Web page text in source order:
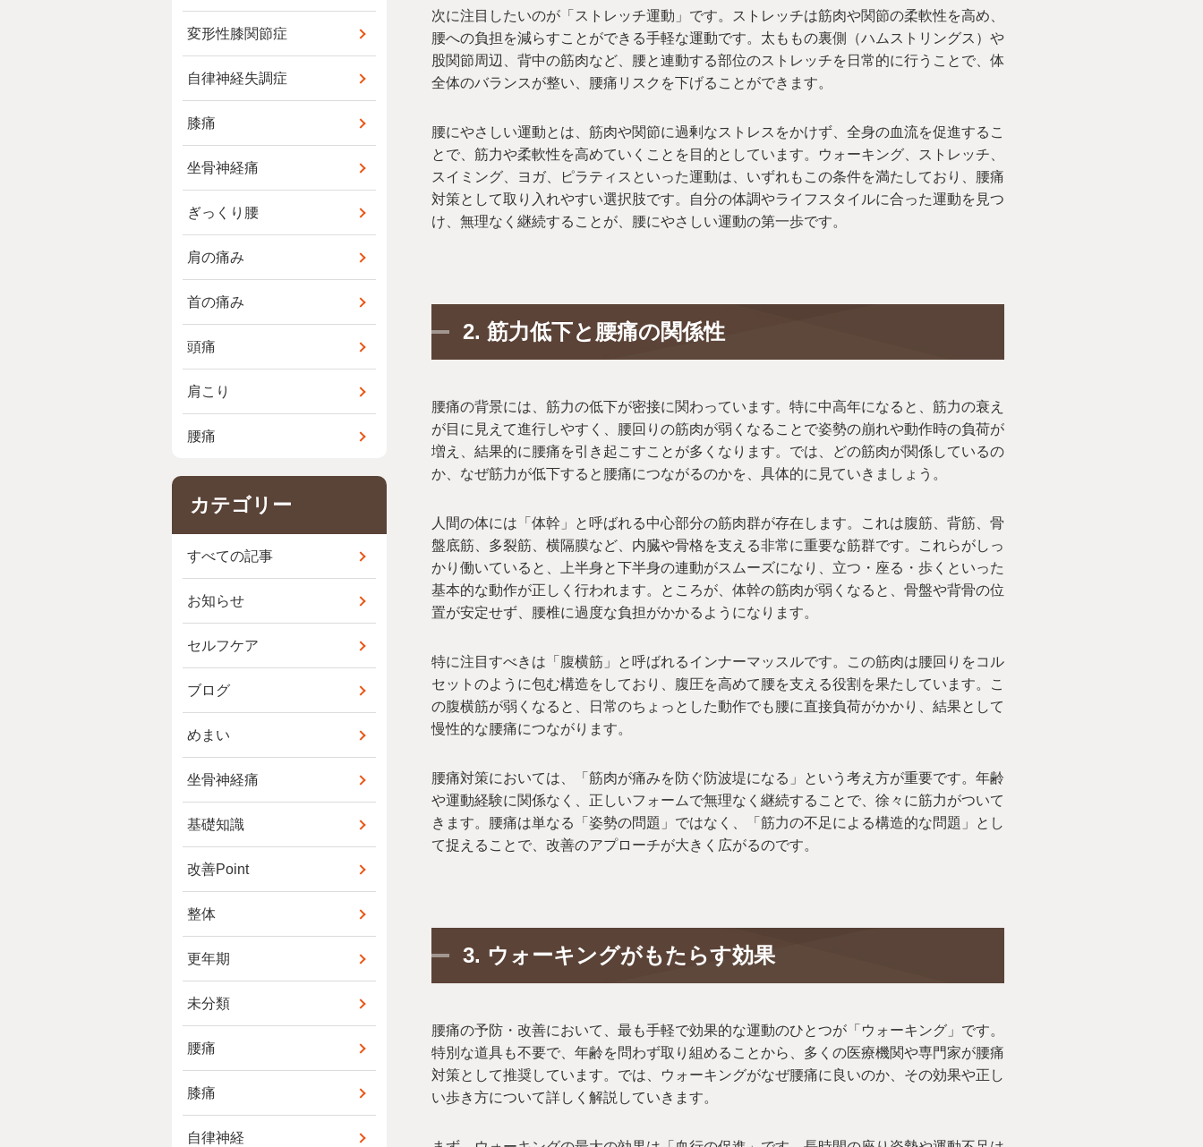
次に注目したいのが「ストレッチ運動」です。ストレッチは筋肉や関節の柔軟性を高め、
腰への負担を減らすことができる手軽な運動です。太ももの裏側（ハムストリングス）や
股関節周辺、背中の筋肉など、腰と連動する部位のストレッチを日常的に行うことで、体
全体のバランスが整い、腰痛リスクを下げることができます。
腰にやさしい運動とは、筋肉や関節に過剰なストレスをかけず、全身の血流を促進するこ
とで、筋力や柔軟性を高めていくことを目的としています。ウォーキング、ストレッチ、
スイミング、ヨガ、ピラティスといった運動は、いずれもこの条件を満たしており、腰痛
対策として取り入れやすい選択肢です。自分の体調やライフスタイルに合った運動を見つ
け、無理なく継続することが、腰にやさしい運動の第一歩です。
2. 筋力低下と腰痛の関係性
腰痛の背景には、筋力の低下が密接に関わっています。特に中高年になると、筋力の衰え
が目に見えて進行しやすく、腰回りの筋肉が弱くなることで姿勢の崩れや動作時の負荷が
増え、結果的に腰痛を引き起こすことが多くなります。では、どの筋肉が関係しているの
か、なぜ筋力が低下すると腰痛につながるのかを、具体的に見ていきましょう。
人間の体には「体幹」と呼ばれる中心部分の筋肉群が存在します。これは腹筋、背筋、骨
盤底筋、多裂筋、横隔膜など、内臓や骨格を支える非常に重要な筋群です。これらがしっ
かり働いていると、上半身と下半身の連動がスムーズになり、立つ・座る・歩くといった
基本的な動作が正しく行われます。ところが、体幹の筋肉が弱くなると、骨盤や背骨の位
置が安定せず、腰椎に過度な負担がかかるようになります。
特に注目すべきは「腹横筋」と呼ばれるインナーマッスルです。この筋肉は腰回りをコル
セットのように包む構造をしており、腹圧を高めて腰を支える役割を果たしています。こ
の腹横筋が弱くなると、日常のちょっとした動作でも腰に直接負荷がかかり、結果として
慢性的な腰痛につながります。
腰痛対策においては、「筋肉が痛みを防ぐ防波堤になる」という考え方が重要です。年齢
や運動経験に関係なく、正しいフォームで無理なく継続することで、徐々に筋力がついて
きます。腰痛は単なる「姿勢の問題」ではなく、「筋力の不足による構造的な問題」とし
て捉えることで、改善のアプローチが大きく広がるのです。
3. ウォーキングがもたらす効果
腰痛の予防・改善において、最も手軽で効果的な運動のひとつが「ウォーキング」です。
特別な道具も不要で、年齢を問わず取り組めることから、多くの医療機関や専門家が腰痛
対策として推奨しています。では、ウォーキングがなぜ腰痛に良いのか、その効果や正し
い歩き方について詳しく解説していきます。
変形性膝関節症
自律神経失調症
膝痛
坐骨神経痛
ぎっくり腰
肩の痛み
首の痛み
頭痛
肩こり
腰痛
カテゴリー
すべての記事
お知らせ
セルフケア
ブログ
めまい
坐骨神経痛
基礎知識
改善Point
整体
更年期
未分類
腰痛
膝痛
自律神経